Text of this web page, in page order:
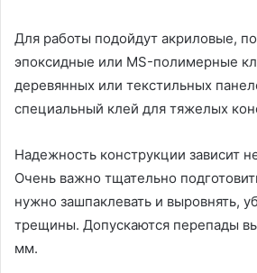
Для работы подойдут акриловые,
эпоксидные или MS-полимерные
деревянных или текстильных
специальный клей для тяжелых
Надежность конструкции зависит
Очень важно тщательно
нужно зашпаклевать и выровнять,
трещины. Допускаются перепады
мм.